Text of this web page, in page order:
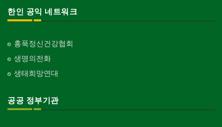
한인 공익 네트워크
홍푹정신건강협회
생명의전화
생태희망연대
공공 정부기관